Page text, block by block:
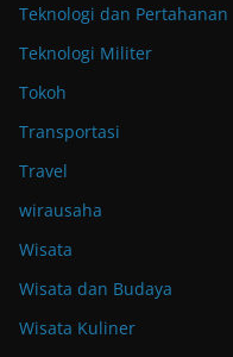
Teknologi dan Pertahanan
Teknologi Militer
Tokoh
Transportasi
Travel
wirausaha
Wisata
Wisata dan Budaya
Wisata Kuliner